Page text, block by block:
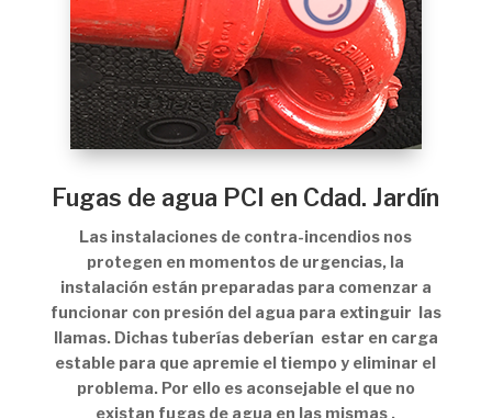
Fugas de agua PCI en Cdad. Jardín
Las instalaciones de contra-incendios nos
protegen en momentos de urgencias, la
instalación están preparadas para comenzar a
funcionar con presión del agua para extinguir las
llamas. Dichas tuberías deberían estar en carga
estable para que apremie el tiempo y eliminar el
problema. Por ello es aconsejable el que no
existan fugas de agua en las mismas .